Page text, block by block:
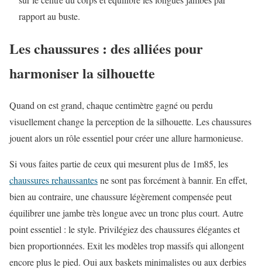
rapport au buste.
Les chaussures : des alliées pour
harmoniser la silhouette
Quand on est grand, chaque centimètre gagné ou perdu
visuellement change la perception de la silhouette. Les chaussures
jouent alors un rôle essentiel pour créer une allure harmonieuse.
Si vous faites partie de ceux qui mesurent plus de 1m85, les
chaussures rehaussantesne sont pas forcément à bannir. En effet,
bien au contraire, une chaussure légèrement compensée peut
équilibrer une jambe très longue avec un tronc plus court. Autre
point essentiel : le style. Privilégiez des chaussures élégantes et
bien proportionnées. Exit les modèles trop massifs qui allongent
encore plus le pied. Oui aux baskets minimalistes ou aux derbies